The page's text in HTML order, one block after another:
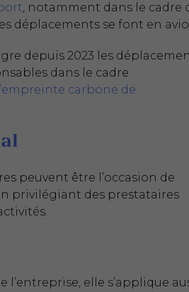
, notamment dans le cadre
déplacements se font en
depuis 2023 les
dans le cadre
carbone de
peuvent être l’occasion de
privilégiant des prestataires
elle s’applique